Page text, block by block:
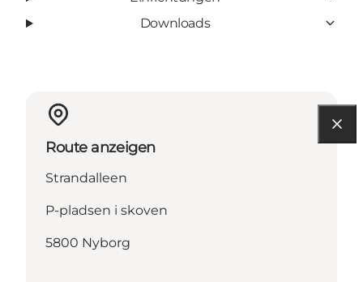
Downloads
Route anzeigen
Strandalleen
P-pladsen i skoven
5800 Nyborg